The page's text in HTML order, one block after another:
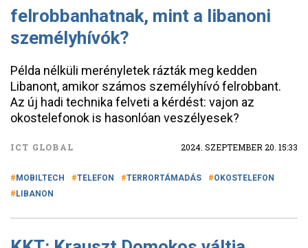
felrobbanhatnak, mint a libanoni
személyhívók?
Példa nélküli merényletek rázták meg kedden
Libanont, amikor számos személyhívó felrobbant.
Az új hadi technika felveti a kérdést: vajon az
okostelefonok is hasonlóan veszélyesek?
ICT GLOBAL 2024. SZEPTEMBER 20. 15:33
MOBILTECH TELEFON TERRORTÁMADÁS
OKOSTELEFON
LIBANON